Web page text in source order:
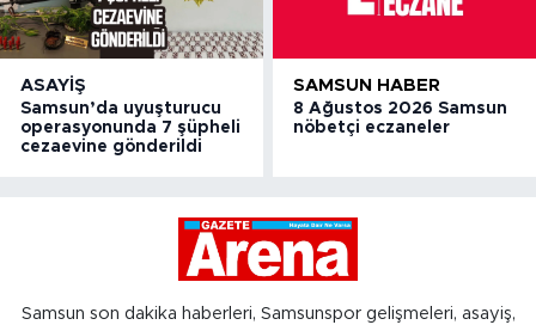
ASAYIŞ
Samsun’da uyuşturucu
operasyonunda 7 şüpheli
cezaevine gönderildi
SAMSUN HABER
8 Ağustos 2026 Samsun
nöbetçi eczaneler
Samsun son dakika haberleri, Samsunspor gelişmeleri, asayiş,